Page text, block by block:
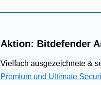
Aktion: Bitdefender
Vielfach ausgezeichnete &
Premium und Ultimate